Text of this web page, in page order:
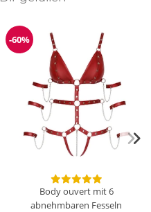
Reduzierung
-60%
Body ouvert mit 6
abnehmbaren Fesseln